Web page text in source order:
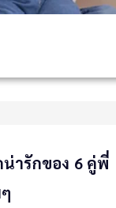
ารักของ 6 คู่พี่